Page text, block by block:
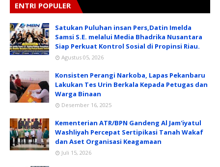
ENTRI POPULER
Satukan Puluhan insan Pers,Datin Imelda
Samsi S.E. melalui Media Bhadrika Nusantara
Siap Perkuat Kontrol Sosial di Propinsi Riau.
Agustus 05, 2026
Konsisten Perangi Narkoba, Lapas Pekanbaru
Lakukan Tes Urin Berkala Kepada Petugas dan
Warga Binaan
Desember 16, 2025
Kementerian ATR/BPN Gandeng Al Jam'iyatul
Washliyah Percepat Sertipikasi Tanah Wakaf
dan Aset Organisasi Keagamaan
Juli 15, 2026